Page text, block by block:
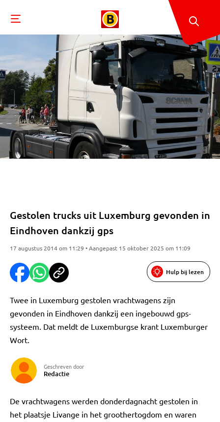
Gestolen trucks uit Luxemburg gevonden in
Eindhoven dankzij gps
17 augustus 2014 om 11:29 • Aangepast 15 oktober 2025 om 11:09
Hulp bij lezen
Twee in Luxemburg gestolen vrachtwagens zijn
gevonden in Eindhoven dankzij een ingebouwd gps-
systeem. Dat meldt de Luxemburgse krant Luxemburger
Wort.
Geschreven door
Redactie
De vrachtwagens werden donderdagnacht gestolen in
het plaatsje Livange in het groothertogdom en waren